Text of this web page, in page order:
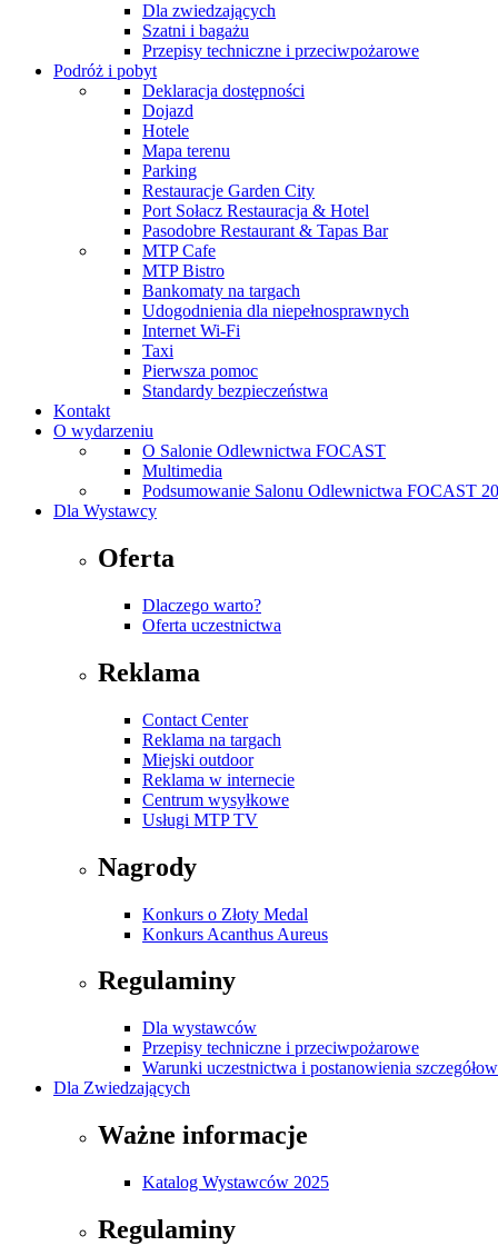
Dla zwiedzających
Szatni i bagażu
Przepisy techniczne i przeciwpożarowe
Podróż i pobyt
Deklaracja dostępności
Dojazd
Hotele
Mapa terenu
Parking
Restauracje Garden City
Port Sołacz Restauracja & Hotel
Pasodobre Restaurant & Tapas Bar
MTP Cafe
MTP Bistro
Bankomaty na targach
Udogodnienia dla niepełnosprawnych
Internet Wi-Fi
Taxi
Pierwsza pomoc
Standardy bezpieczeństwa
Kontakt
O wydarzeniu
O Salonie Odlewnictwa FOCAST
Multimedia
Podsumowanie Salonu Odlewnictwa FOCAST
Dla Wystawcy
Oferta
Dlaczego warto?
Oferta uczestnictwa
Reklama
Contact Center
Reklama na targach
Miejski outdoor
Reklama w internecie
Centrum wysyłkowe
Usługi MTP TV
Nagrody
Konkurs o Złoty Medal
Konkurs Acanthus Aureus
Regulaminy
Dla wystawców
Przepisy techniczne i przeciwpożarowe
Warunki uczestnictwa i postanowienia
Dla Zwiedzających
Ważne informacje
Katalog Wystawców 2025
Regulaminy